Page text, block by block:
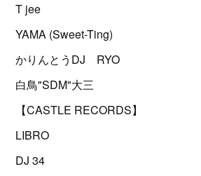
T jee
YAMA (Sweet-Ting)
かりんとうDJ RYO
白鳥"SDM"大三
【CASTLE RECORDS】
LIBRO
DJ 34